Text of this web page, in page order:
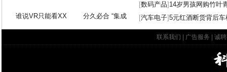
谁说VR只能看XX 分久必合 “集成
[数码产品] 14岁男孩网购竹叶
[汽车电子]5元红酒断货背后
联系我们 广告服务 诚